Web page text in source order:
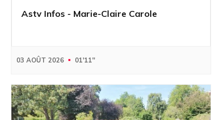
Astv Infos - Marie-Claire Carole
03 AOÛT 2026 01'11''